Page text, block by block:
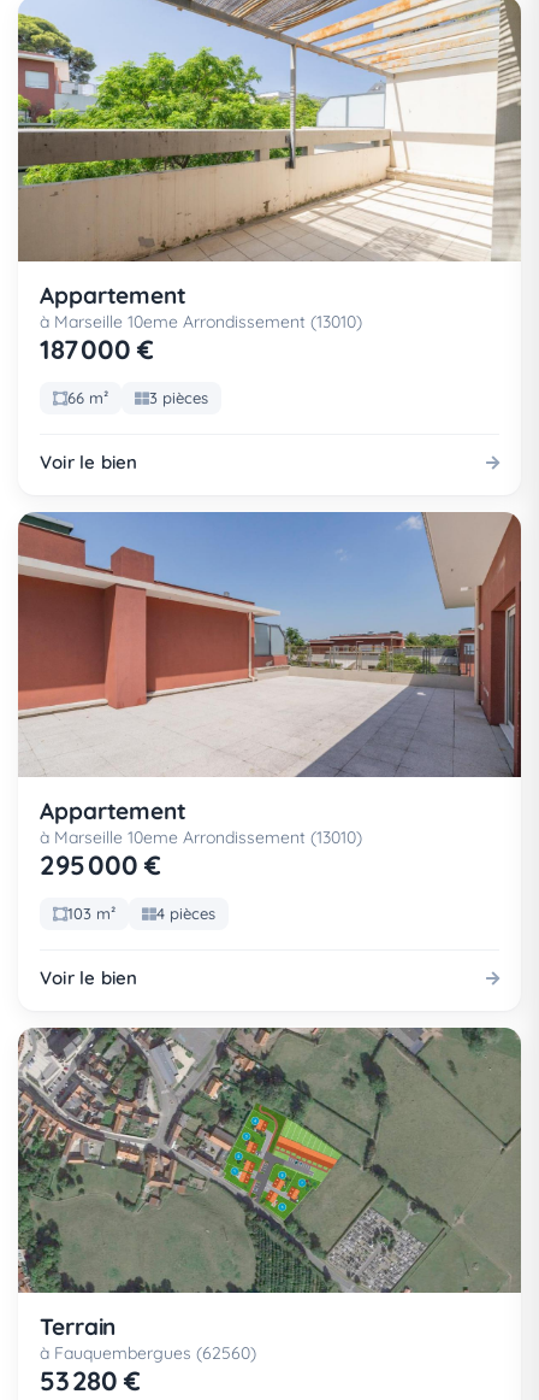
Appartement
à Marseille 10eme Arrondissement (13010)
187 000 €
66 m² 3 pièces
Voir le bien
Appartement
à Marseille 10eme Arrondissement (13010)
295 000 €
103 m² 4 pièces
Voir le bien
Terrain
à Fauquembergues (62560)
53 280 €